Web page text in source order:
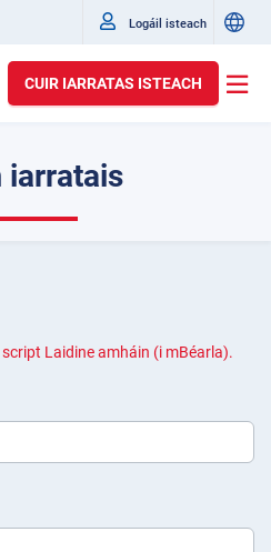
Logáil isteach
CUIR IARRATAS ISTEACH
iarratais
Laidine amháin (i mBéarla).